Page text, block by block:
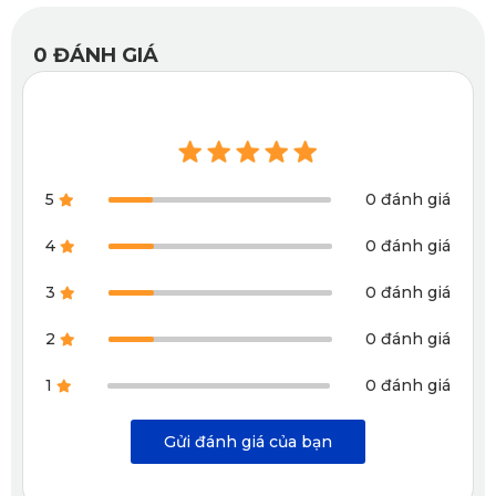
Nội thất mãn nhãn tạo nên không gian xe đầy trải nghiệm
Động cơ mạnh mẽ
Valour của Aston Martin được trang bị khối động cơ xăng
0 ĐÁNH GIÁ
5 0 đánh giá
4 0 đánh giá
3 0 đánh giá
2 0 đánh giá
1 0 đánh giá
Gửi đánh giá của bạn